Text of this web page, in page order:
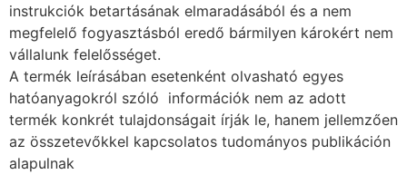
instrukciók betartásának elmaradásából és a nem
megfelelő fogyasztásból eredő bármilyen károkért nem
vállalunk felelősséget.
A termék leírásában esetenként olvasható egyes
hatóanyagokról szóló információk nem az adott
termék konkrét tulajdonságait írják le, hanem jellemzően
az összetevőkkel kapcsolatos tudományos publikáción
alapulnak